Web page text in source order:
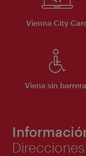
Vienna City
Viena sin